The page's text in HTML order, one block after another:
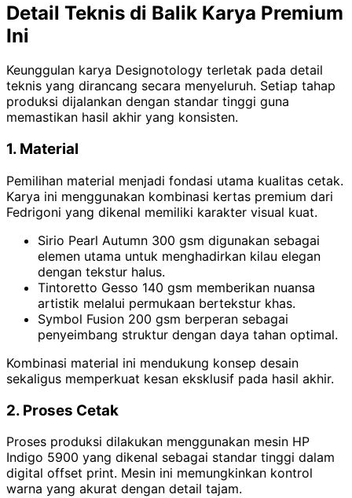
Detail Teknis di Balik Karya Premium
Ini
Keunggulan karya Designotology terletak pada detail
teknis yang dirancang secara menyeluruh. Setiap tahap
produksi dijalankan dengan standar tinggi guna
memastikan hasil akhir yang konsisten.
1. Material
Pemilihan material menjadi fondasi utama kualitas cetak.
Karya ini menggunakan kombinasi kertas premium dari
Fedrigoni yang dikenal memiliki karakter visual kuat.
Sirio Pearl Autumn 300 gsm digunakan sebagai
elemen utama untuk menghadirkan kilau elegan
dengan tekstur halus.
Tintoretto Gesso 140 gsm memberikan nuansa
artistik melalui permukaan bertekstur khas.
Symbol Fusion 200 gsm berperan sebagai
penyeimbang struktur dengan daya tahan optimal.
Kombinasi material ini mendukung konsep desain
sekaligus memperkuat kesan eksklusif pada hasil akhir.
2. Proses Cetak
Proses produksi dilakukan menggunakan mesin HP
Indigo 5900 yang dikenal sebagai standar tinggi dalam
digital offset print. Mesin ini memungkinkan kontrol
warna yang akurat dengan detail tajam.